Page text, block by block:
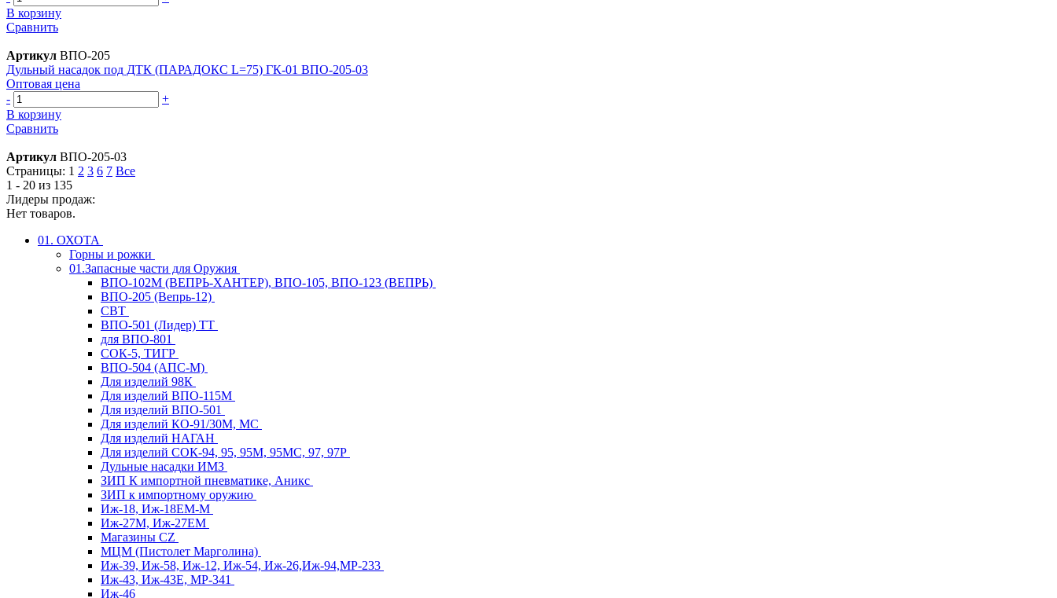
В корзину
Сравнить
Артикул ВПО-205
Дульный насадок под ДТК (ПАРАДОКС L=75) ГК-01 ВПО-205-03
Оптовая цена
-
+
В корзину
Сравнить
Артикул ВПО-205-03
Страницы: 1 2 3 6 7 Все
1 - 20 из 135
Лидеры продаж:
Нет товаров.
01. ОХОТА
Горны и рожки
01.Запасные части для Оружия
ВПО-102М (ВЕПРЬ-ХАНТЕР), ВПО-105, ВПО-123 (ВЕПРЬ)
ВПО-205 (Вепрь-12)
СВТ
ВПО-501 (Лидер) ТТ
для ВПО-801
СОК-5, ТИГР
ВПО-504 (АПС-М)
Для изделий 98К
Для изделий ВПО-115М
Для изделий ВПО-501
Для изделий КО-91/30М, МС
Для изделий НАГАН
Для изделий СОК-94, 95, 95М, 95МС, 97, 97Р
Дульные насадки ИМЗ
ЗИП К импортной пневматике, Аникс
ЗИП к импортному оружию
Иж-18, Иж-18ЕМ-М
Иж-27М, Иж-27ЕМ
Магазины CZ
МЦМ (Пистолет Марголина)
Иж-39, Иж-58, Иж-12, Иж-54, Иж-26,Иж-94,МР-233
Иж-43, Иж-43Е, МР-341
Иж-46